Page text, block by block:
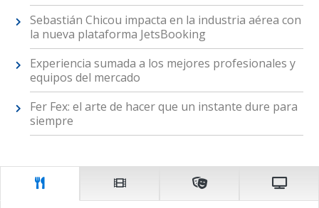
Sebastián Chicou impacta en la industria aérea con
la nueva plataforma JetsBooking
Experiencia sumada a los mejores profesionales y
equipos del mercado
Fer Fex: el arte de hacer que un instante dure para
siempre